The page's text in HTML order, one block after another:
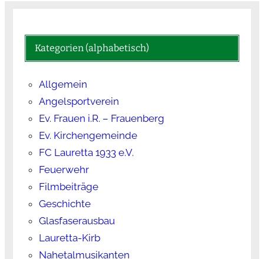
Kategorien (alphabetisch)
Allgemein
Angelsportverein
Ev. Frauen i.R. – Frauenberg
Ev. Kirchengemeinde
FC Lauretta 1933 e.V.
Feuerwehr
Filmbeiträge
Geschichte
Glasfaserausbau
Lauretta-Kirb
Nahetalmusikanten